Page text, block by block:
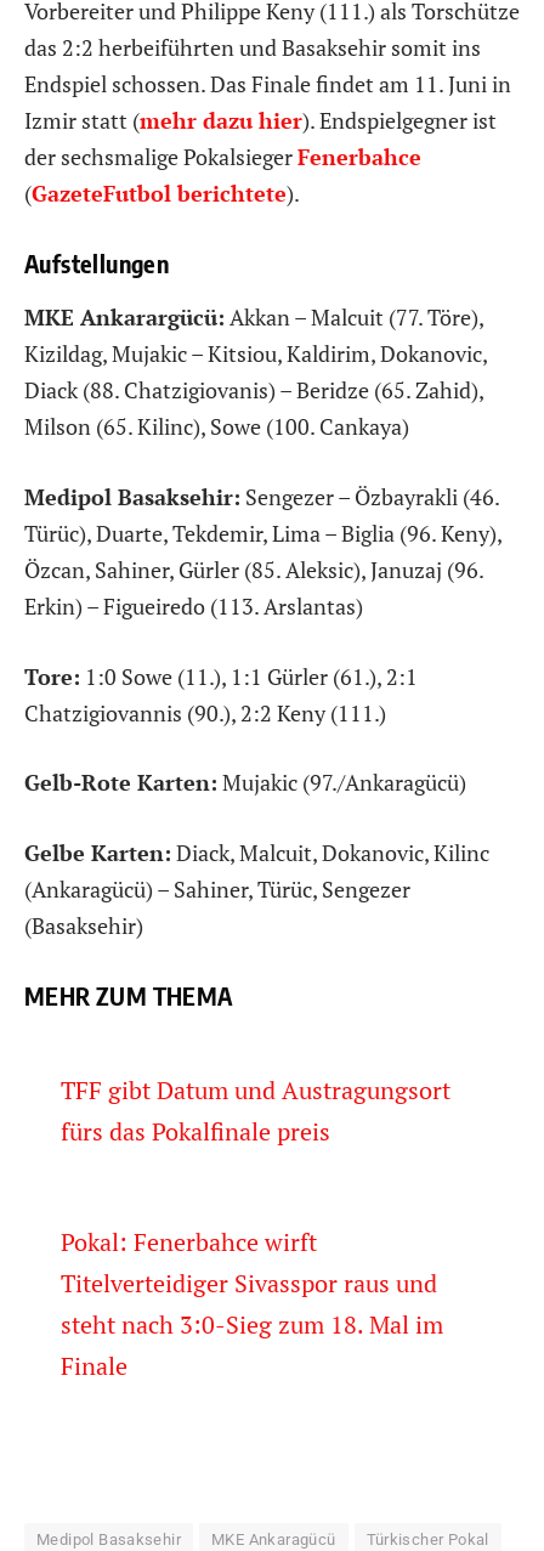
Vorbereiter und Philippe Keny (111.) als Torschütze
das 2:2 herbeiführten und Basaksehir somit ins
Endspiel schossen. Das Finale findet am 11. Juni in
Izmir statt (mehr dazu hier). Endspielgegner ist
der sechsmalige PokalsiegerFenerbahce
(GazeteFutbol berichtete).
Aufstellungen
MKE Ankarargücü: Akkan – Malcuit (77. Töre),
Kizildag, Mujakic – Kitsiou, Kaldirim, Dokanovic,
Diack (88. Chatzigiovanis) – Beridze (65. Zahid),
Milson (65. Kilinc), Sowe (100. Cankaya)
Medipol Basaksehir: Sengezer – Özbayrakli (46.
Türüc), Duarte, Tekdemir, Lima – Biglia (96. Keny),
Özcan, Sahiner, Gürler (85. Aleksic), Januzaj (96.
Erkin) – Figueiredo (113. Arslantas)
Tore: 1:0 Sowe (11.), 1:1 Gürler (61.), 2:1
Chatzigiovannis (90.), 2:2 Keny (111.)
Gelb-Rote Karten: Mujakic (97./Ankaragücü)
Gelbe Karten: Diack, Malcuit, Dokanovic, Kilinc
(Ankaragücü) – Sahiner, Türüc, Sengezer
(Basaksehir)
MEHR ZUM THEMA
TFF gibt Datum und Austragungsort
fürs das Pokalfinale preis
Pokal: Fenerbahce wirft
Titelverteidiger Sivasspor raus und
steht nach 3:0-Sieg zum 18. Mal im
Finale
Medipol Basaksehir MKE Ankaragücü Türkischer Pokal